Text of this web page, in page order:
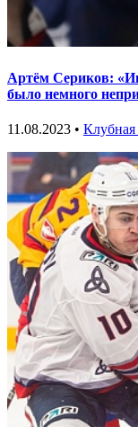
Артём Сериков:
было немного
11.08.2023 •